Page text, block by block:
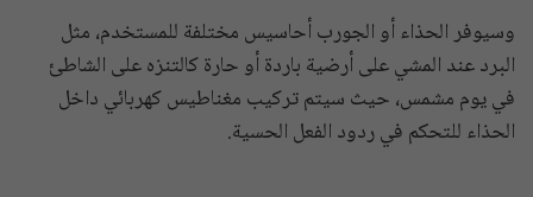
وسيوفر الحذاء أو الجورب أحاسيس مختلفة للمستخدم، مثل
البرد عند المشي على أرضية باردة أو حارة كالتنزه على الشاطئ
في يوم مشمس، حيث سيتم تركيب مغناطيس كهربائي داخل
الحذاء للتحكم في ردود الفعل الحسية.